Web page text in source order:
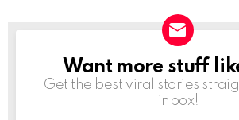
NEWSLETTER
Want more stuff
Get the best viral stories
inbox!